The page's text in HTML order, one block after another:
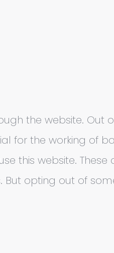
the website. Out
for the working of
this website. These
opting out of